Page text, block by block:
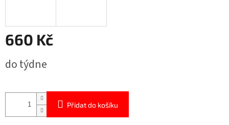
660 Kč
cena:
do týdne
Přidat do košíku